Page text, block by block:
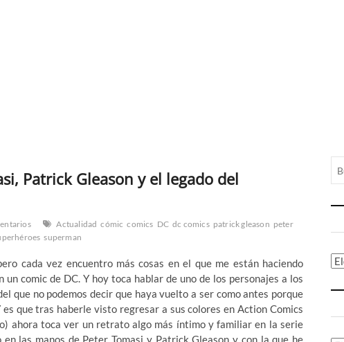
Patrick Gleason y el legado del
Actualidad cómic comics DC dc comics patrick gleason peter
superman
cada vez encuentro más cosas en el que me están haciendo
comic de DC. Y hoy toca hablar de uno de los personajes a los
que no podemos decir que haya vuelto a ser como antes porque
que tras haberle visto regresar a sus colores en Action Comics
ahora toca ver un retrato algo más íntimo y familiar en la serie